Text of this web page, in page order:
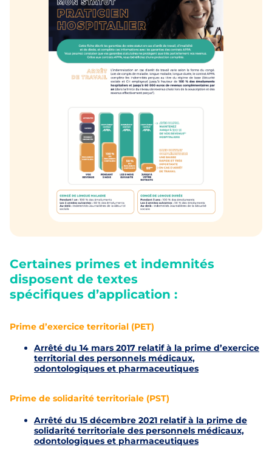
Certaines primes et indemnités
disposent de textes
spécifiques d’application :
Prime d’exercice territorial (PET)
Arrêté du 14 mars 2017 relatif à la prime d’exercice
territorial des personnels médicaux,
odontologiques et pharmaceutiques
Prime de solidarité territoriale (PST)
Arrêté du 15 décembre 2021 relatif à la prime de
solidarité territoriale des personnels médicaux,
odontologiques et pharmaceutiques